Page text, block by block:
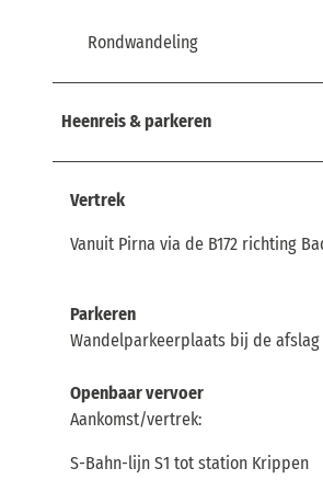
Rondwandeling
Heenreis & parkeren
Vertrek
Vanuit Pirna via de B172 richting
Parkeren
Wandelparkeerplaats bij de
Openbaar vervoer
Aankomst/vertrek:
S-Bahn-lijn S1 tot station Krippen